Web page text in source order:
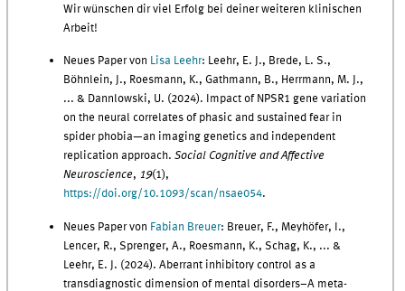
Wir wünschen dir viel Erfolg bei deiner weiteren klinischen
Arbeit!
Neues Paper von Lisa Leehr: Leehr, E. J., Brede, L. S.,
Böhnlein, J., Roesmann, K., Gathmann, B., Herrmann, M. J.,
... & Dannlowski, U. (2024). Impact of NPSR1 gene variation
on the neural correlates of phasic and sustained fear in
spider phobia—an imaging genetics and independent
replication approach.Social Cognitive and Affective
Neuroscience, 19(1),
https://doi.org/10.1093/scan/nsae054.
Neues Paper von Fabian Breuer: Breuer, F., Meyhöfer, I.,
Lencer, R., Sprenger, A., Roesmann, K., Schag, K., ... &
Leehr, E. J. (2024). Aberrant inhibitory control as a
transdiagnostic dimension of mental disorders–A meta-